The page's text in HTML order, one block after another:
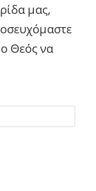
μας,
Θεός να